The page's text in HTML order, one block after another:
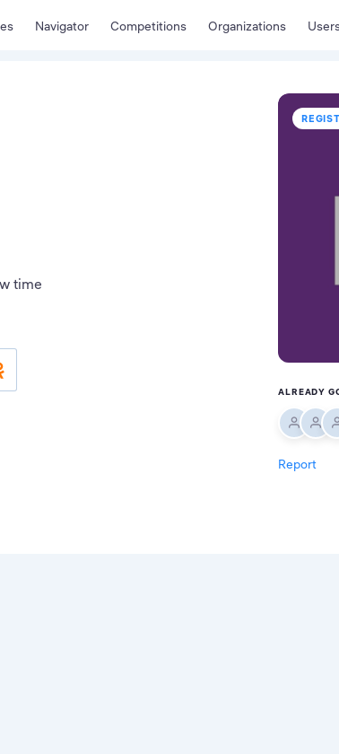
Navigator Competitions Organizations
time
ALREADY
Report